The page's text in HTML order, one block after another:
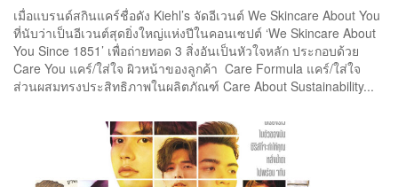
เมื่อแบรนด์สกินแคร์ชื่อดัง Kiehl’s จัดอีเวนต์ We Skincare About You
ที่นับว่าเป็นอีเวนต์สุดยิ่งใหญ่แห่งปีในคอนเซปต์ ‘We Skincare About
You Since 1851’ เพื่อถ่ายทอด 3 สิ่งอันเป็นหัวใจหลัก ประกอบด้วย
Care You แคร์/ใส่ใจ ผิวหน้าของลูกค้า Care Formula แคร์/ใส่ใจ
ส่วนผสมทรงประสิทธิภาพในผลิตภัณฑ์ Care About Sustainability...